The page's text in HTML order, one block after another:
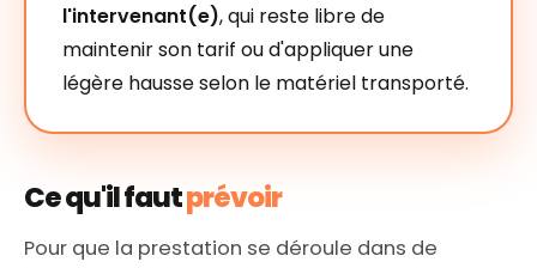
l'intervenant(e), qui reste libre de
maintenir son tarif ou d'appliquer une
légère hausse selon le matériel transporté.
Ce qu'il fautprévoir
Pour que la prestation se déroule dans de